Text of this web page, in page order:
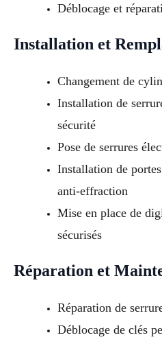
Déblocage et
Installation et
Changement de
Installation de
sécurité
Pose de serrures
Installation de
anti-effraction
Mise en place de
sécurisés
Réparation et
Réparation de
Déblocage de clés